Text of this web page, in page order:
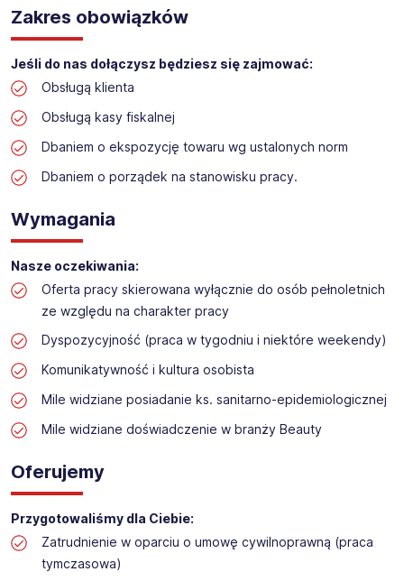
Pośrednictwa Pracy i Doradztwa Personalnego Work &
Profit jest obecnie jedną z największych niezależnych
polskich agencji zatrudnienia. W ciągu wielu lat naszej
działalności daliśmy pracę przeszło 50 000 pracowników
w całym kraju. Skutecznie znajdujemy pracowników dla
największych firm, jak również małych rodzinnych
przedsiębiorstw w Polsce. Agencja jest wpisana pod nr
stanowisko:
kosmetycznym/drogerii
Lokalizacja: Pszczyna
Zakres obowiązków
Jeśli do nas dołączysz będziesz się zajmować:
Obsługą klienta
Obsługą kasy fiskalnej
Dbaniem o ekspozycję towaru wg ustalonych norm
Dbaniem o porządek na stanowisku pracy.
Wymagania
Nasze oczekiwania:
Oferta pracy skierowana wyłącznie do osób pełnoletnich
ze względu na charakter pracy
Dyspozycyjność (praca w tygodniu i niektóre weekendy​)
Komunikatywność i kultura osobista
Mile widziane posiadanie ks. sanitarno-epidemiologicznej
Mile widziane doświadczenie w branży Beauty
Oferujemy
Przygotowaliśmy dla Ciebie:
Zatrudnienie w oparciu o umowę cywilnoprawną (praca
tymczasowa)